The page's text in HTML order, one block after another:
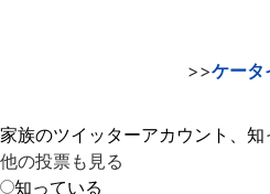
>>ケータ
家族のツイッターアカウント、知
他の投票も見る
知っている